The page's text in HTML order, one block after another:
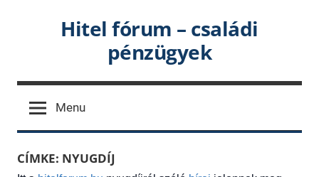
Hitel fórum – családi
pénzügyek
Menu
CÍMKE: NYUGDÍJ